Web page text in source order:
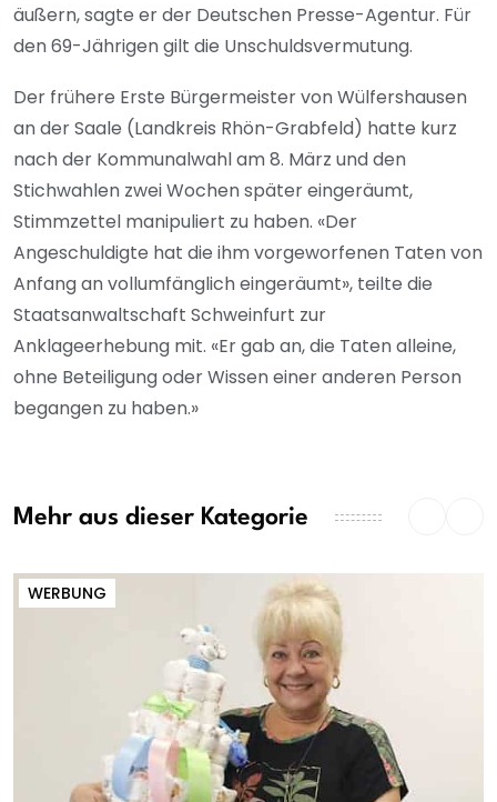
äußern, sagte er der Deutschen Presse-Agentur. Für
den 69-Jährigen gilt die Unschuldsvermutung.
Der frühere Erste Bürgermeister von Wülfershausen
an der Saale (Landkreis Rhön-Grabfeld) hatte kurz
nach der Kommunalwahl am 8. März und den
Stichwahlen zwei Wochen später eingeräumt,
Stimmzettel manipuliert zu haben. «Der
Angeschuldigte hat die ihm vorgeworfenen Taten von
Anfang an vollumfänglich eingeräumt», teilte die
Staatsanwaltschaft Schweinfurt zur
Anklageerhebung mit. «Er gab an, die Taten alleine,
ohne Beteiligung oder Wissen einer anderen Person
begangen zu haben.»
Mehr aus dieser Kategorie
WERBUNG